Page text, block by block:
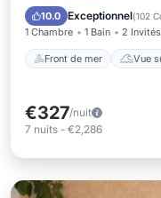
10.0 Exceptionnel(102
1 Chambre 1 Bain 2 Invités
Front de mer Vue
Balcon/
€327/nuit
7 nuits - €2,286